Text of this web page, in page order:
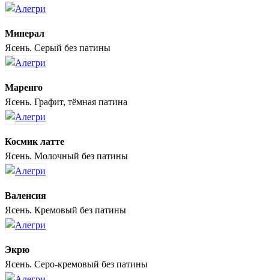
Минерал
Ясень. Серый без патины
Маренго
Ясень. Графит, тёмная патина
Космик латте
Ясень. Молочный без патины
Валенсия
Ясень. Кремовый без патины
Экрю
Ясень. Серо-кремовый без патины